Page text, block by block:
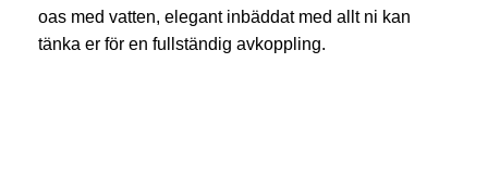
oas med vatten, elegant inbäddat med allt ni kan
tänka er för en fullständig avkoppling.